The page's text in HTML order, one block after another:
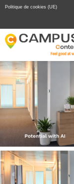
Politique de cookies (UE)